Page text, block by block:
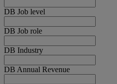
DB Job level
DB Job role
DB Industry
DB Annual Revenue